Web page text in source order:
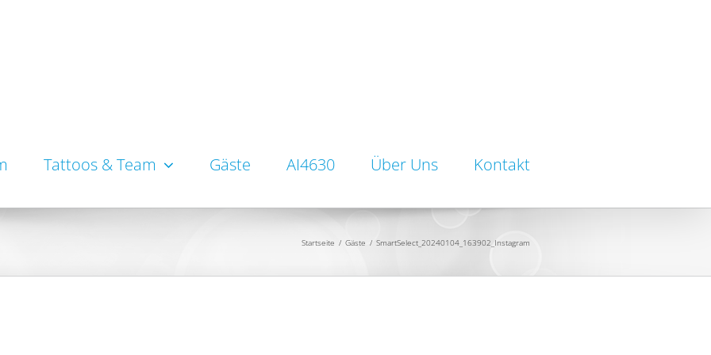
Tattoos & Team Gäste AI4630 Über Uns Kontakt
Startseite / Gäste / SmartSelect_20240104_163902_Instagram